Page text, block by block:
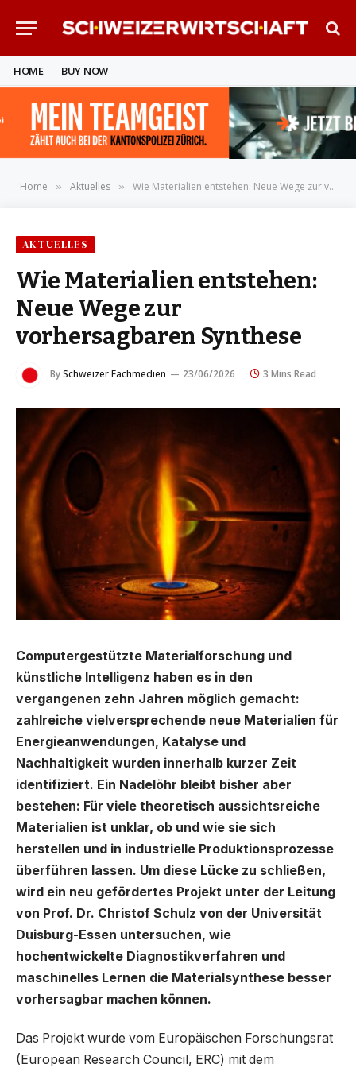
HOME BUY NOW
Home » Aktuelles » Wie Materialien entstehen: Neue Wege zur vorhersagbaren Synthese
AKTUELLES
Wie Materialien entstehen:
Neue Wege zur
vorhersagbaren Synthese
BySchweizer Fachmedien 23/06/2026 3 Mins Read
Computergestützte Materialforschung und
künstliche Intelligenz haben es in den
vergangenen zehn Jahren möglich gemacht:
zahlreiche vielversprechende neue Materialien für
Energieanwendungen, Katalyse und
Nachhaltigkeit wurden innerhalb kurzer Zeit
identifiziert. Ein Nadelöhr bleibt bisher aber
bestehen: Für viele theoretisch aussichtsreiche
Materialien ist unklar, ob und wie sie sich
herstellen und in industrielle Produktionsprozesse
überführen lassen. Um diese Lücke zu schließen,
wird ein neu gefördertes Projekt unter der Leitung
von Prof. Dr. Christof Schulz von der Universität
Duisburg-Essen untersuchen, wie
hochentwickelte Diagnostikverfahren und
maschinelles Lernen die Materialsynthese besser
vorhersagbar machen können.
Das Projekt wurde vom Europäischen Forschungsrat
(European Research Council, ERC) mit dem